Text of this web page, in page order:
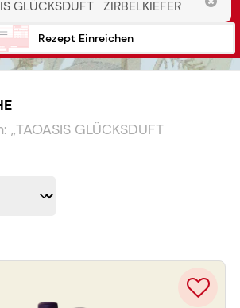
Rezept Einreichen
„TAOASIS GLÜCKSDUFT